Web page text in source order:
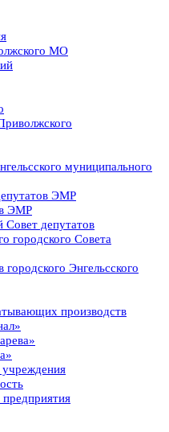
МО
муниципального
ЭМР
ЭМР
Совет депутатов
городского Совета
Энгельсского
производств
предприятия